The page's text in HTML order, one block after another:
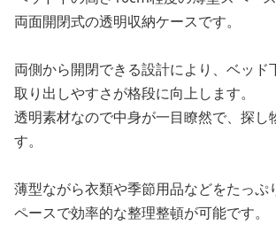
両面開閉式の透明収納ケースです。
両側から開閉できる設計により、ベッド
取り出しやすさが格段に向上します。
透明素材なので中身が一目瞭然で、探し
す。
薄型ながら衣類や季節用品などをたっぷ
ペースで効率的な整理整頓が可能です。